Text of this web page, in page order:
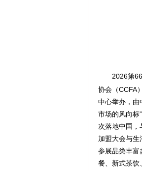
2026第
协会（CCFA
中心举办，由
市场的风向标
次落地中国
加盟大会与生
参展品类丰富
餐、新式茶饮